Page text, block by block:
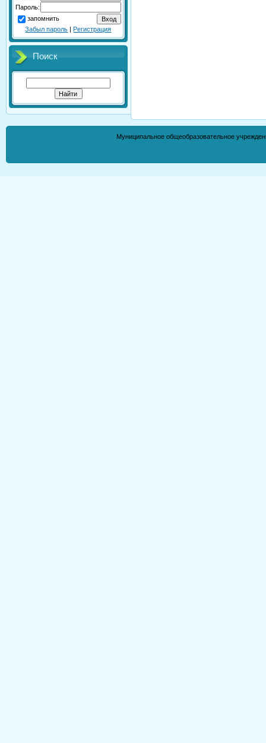
Пароль:
запомнить
Забыл пароль |Регистрация
Поиск
Муниципальное общеобразовательное